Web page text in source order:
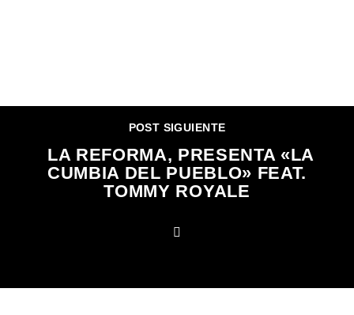
POST SIGUIENTE
LA REFORMA, PRESENTA «LA
CUMBIA DEL PUEBLO» FEAT.
TOMMY ROYALE